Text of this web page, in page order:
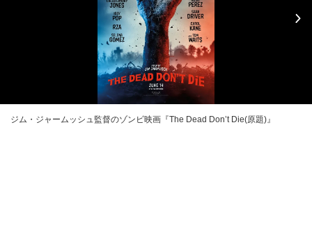
ジム・ジャームッシュ監督のゾンビ映画『The Dead Don’t Die(原題)』